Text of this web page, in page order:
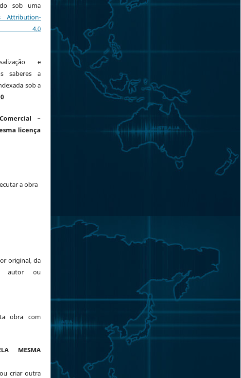
sob uma
Attribution-
4.0
e
saberes a
sob a
–
licença
a obra
original, da
autor ou
obra com
MESMA
criar outra